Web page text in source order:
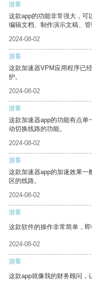
游客
这款app的功能非常强大，可
编辑文档、制作演示文稿、管
2024-08-02
游客
这款加速器VPM应用程序已
护。
2024-08-02
游客
这款加速器app的功能有点单
动切换线路的功能。
2024-08-02
游客
这款加速器app的加速效果一
区的线路。
2024-08-02
游客
这款软件的操作非常简单，即
2024-08-02
游客
这款app就像我的财务顾问，